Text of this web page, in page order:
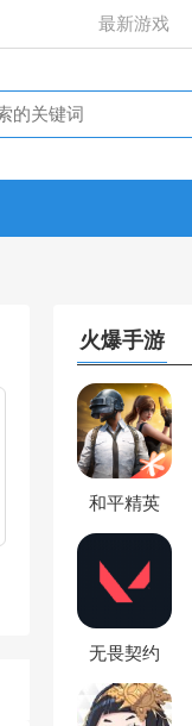
最新游戏
火爆手游
和平精英
无畏契约